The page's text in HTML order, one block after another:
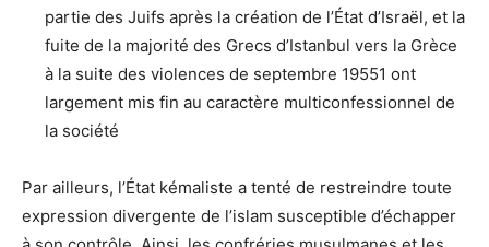
partie des Juifs après la création de l’État d’Israël, et la
fuite de la majorité des Grecs d’Istanbul vers la Grèce
à la suite des violences de septembre 19551 ont
largement mis fin au caractère multiconfessionnel de
la société
Par ailleurs, l’État kémaliste a tenté de restreindre toute
expression divergente de l’islam susceptible d’échapper